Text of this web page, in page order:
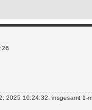
2025 10:24:32, insgesamt 1-